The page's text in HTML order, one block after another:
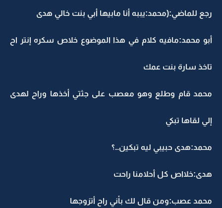
رجع للماضي:(محمد:يببه أنا مابيها أبي بنت خالي هدى
أبو محمد:مافيه كلام في هذا الموضوع خلاص سكره إنتر اح
تاخذ سارة بنت عمك
محمد قام وطلع وهو معصب على جثتي أخذها وراح لهدى
إلي لقاها تبكي
محمد:هدى حبيبي ليه تبكين..؟
هدى:خلااص كل أحلامنا راحت
محمد عصب:ومن قال لك بأني راح أتزوجها